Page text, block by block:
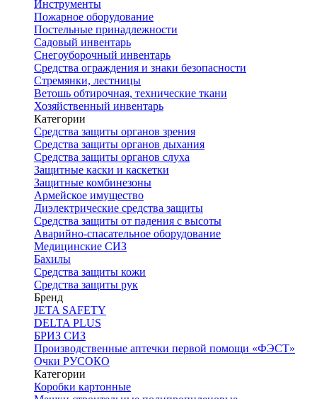
Инструменты
Пожарное оборудование
Постельные принадлежности
Садовый инвентарь
Снегоуборочный инвентарь
Средства ограждения и знаки безопасности
Стремянки, лестницы
Ветошь обтирочная, технические ткани
Хозяйственный инвентарь
Категории
Средства защиты органов зрения
Средства защиты органов дыхания
Средства защиты органов слуха
Защитные каски и каскетки
Защитные комбинезоны
Армейское имущество
Диэлектрические средства защиты
Средства защиты от падения с высоты
Аварийно-спасательное оборудование
Медицинские СИЗ
Бахилы
Средства защиты кожи
Средства защиты рук
Бренд
JETA SAFETY
DELTA PLUS
БРИЗ СИЗ
Производственные аптечки первой помощи «ФЭСТ»
Очки РУСОКО
Категории
Коробки картонные